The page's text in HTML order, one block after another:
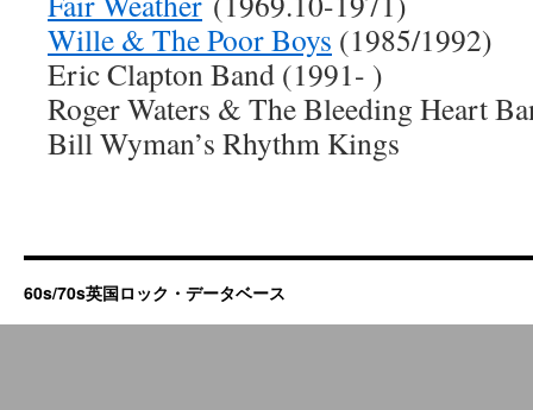
Wille & The Poor Boys (1985/1992)
Eric Clapton Band (1991- )
Roger Waters & The Bleeding Heart
Bill Wyman’s Rhythm Kings
60s/70s英国ロック・データベース